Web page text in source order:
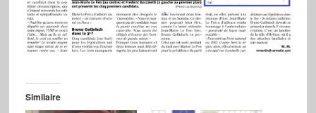
Similaire